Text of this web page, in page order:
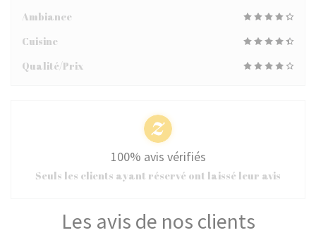
Les avis de nos clients
Ambiance
Cuisine
Qualité/Prix
100% avis vérifiés
Seuls les clients ayant réservé ont laissé leur avis